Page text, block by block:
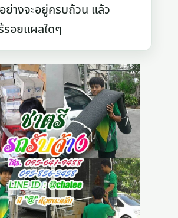
ย่างจะอยู่ครบถ้วน แล้ว
รอยแผลใดๆ